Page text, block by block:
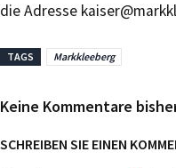
die Adresse
TAGS Markkleeberg
Keine Kommentare
SCHREIBEN SIE EINEN